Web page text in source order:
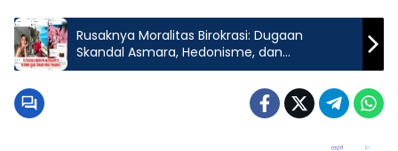
Rusaknya Moralitas Birokrasi: Dugaan
Skandal Asmara, Hedonisme, dan
Transaksional Jabatan di Pekanbaru